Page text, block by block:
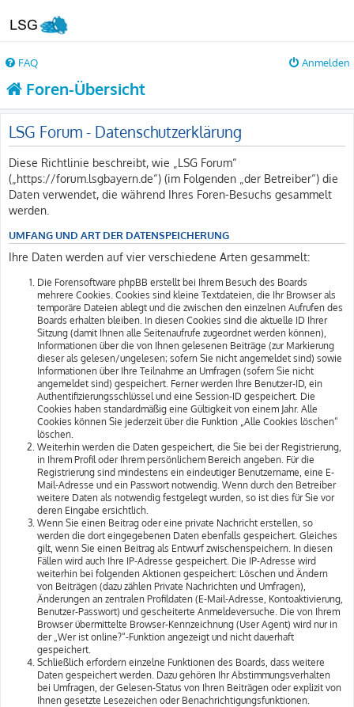
FAQ Anmelden
Foren-Übersicht
LSG Forum - Datenschutzerklärung
Diese Richtlinie beschreibt, wie „LSG Forum“
(„https://forum.lsgbayern.de“) (im Folgenden „der Betreiber“) die
Daten verwendet, die während Ihres Foren-Besuchs gesammelt
werden.
UMFANG UND ART DER DATENSPEICHERUNG
Ihre Daten werden auf vier verschiedene Arten gesammelt:
Die Forensoftware phpBB erstellt bei Ihrem Besuch des Boards
mehrere Cookies. Cookies sind kleine Textdateien, die Ihr Browser als
temporäre Dateien ablegt und die zwischen den einzelnen Aufrufen des
Boards erhalten bleiben. In diesen Cookies sind die aktuelle ID Ihrer
Sitzung (damit Ihnen alle Seitenaufrufe zugeordnet werden können),
Informationen über die von Ihnen gelesenen Beiträge (zur Markierung
dieser als gelesen/ungelesen; sofern Sie nicht angemeldet sind) sowie
Informationen über Ihre Teilnahme an Umfragen (sofern Sie nicht
angemeldet sind) gespeichert. Ferner werden Ihre Benutzer-ID, ein
Authentifizierungsschlüssel und eine Session-ID gespeichert. Die
Cookies haben standardmäßig eine Gültigkeit von einem Jahr. Alle
Cookies können Sie jederzeit über die Funktion „Alle Cookies löschen“
löschen.
Weiterhin werden die Daten gespeichert, die Sie bei der Registrierung,
in Ihrem Profil oder Ihrem persönlichem Bereich angeben. Für die
Registrierung sind mindestens ein eindeutiger Benutzername, eine E-
Mail-Adresse und ein Passwort notwendig. Wenn durch den Betreiber
weitere Daten als notwendig festgelegt wurden, so ist dies für Sie vor
deren Eingabe ersichtlich.
Wenn Sie einen Beitrag oder eine private Nachricht erstellen, so
werden die dort eingegebenen Daten ebenfalls gespeichert. Gleiches
gilt, wenn Sie einen Beitrag als Entwurf zwischenspeichern. In diesen
Fällen wird auch Ihre IP-Adresse gespeichert. Die IP-Adresse wird
weiterhin bei folgenden Aktionen gespeichert: Löschen und Ändern
von Beiträgen (dazu zählen Private Nachrichten und Umfragen),
Änderungen an zentralen Profildaten (E-Mail-Adresse, Kontoaktivierung,
Benutzer-Passwort) und gescheiterte Anmeldeversuche. Die von Ihrem
Browser übermittelte Browser-Kennzeichnung (User Agent) wird nur in
der „Wer ist online?“-Funktion angezeigt und nicht dauerhaft
gespeichert.
Schließlich erfordern einzelne Funktionen des Boards, dass weitere
Daten gespeichert werden. Dazu gehören Ihr Abstimmungsverhalten
bei Umfragen, der Gelesen-Status von Ihren Beiträgen oder explizit von
Ihnen gesetzte Lesezeichen oder Benachrichtigungsfunktionen.